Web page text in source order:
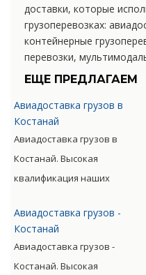
доставки, которые
грузоперевозках:
контейнерные
перевозки,
ЕЩЕ ПРЕДЛАГАЕМ
Авиадоставка грузов в
Костанай
Авиадоставка грузов в
Костанай. Высокая
квалификация наших
специальную подготовку,
позволяет мастерски
обслуживать перевозки всех
Авиадоставка грузов -
Костанай
Авиадоставка грузов -
Костанай. Высокая